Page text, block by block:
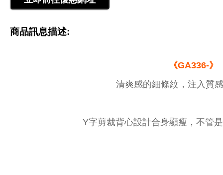
商品訊息描述:
《GA336-》
清爽感的細條紋，注入質
Y字剪裁背心設計合身顯瘦，不管